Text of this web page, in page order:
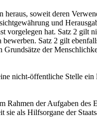
soweit deren
und
vorgelegen hat. Satz 2 gilt
Satz 2 gilt
der
nicht-öffentliche Stelle ein
Rahmen der Aufgaben des
als Hilfsorgane der